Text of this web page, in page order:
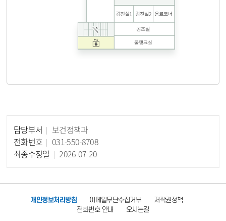
담당부서
보건정책과
전화번호
031-550-8708
최종수정일
2026-07-20
개인정보처리방침 이메일무단수집거부
저작권정책
전화번호 안내
오시는길